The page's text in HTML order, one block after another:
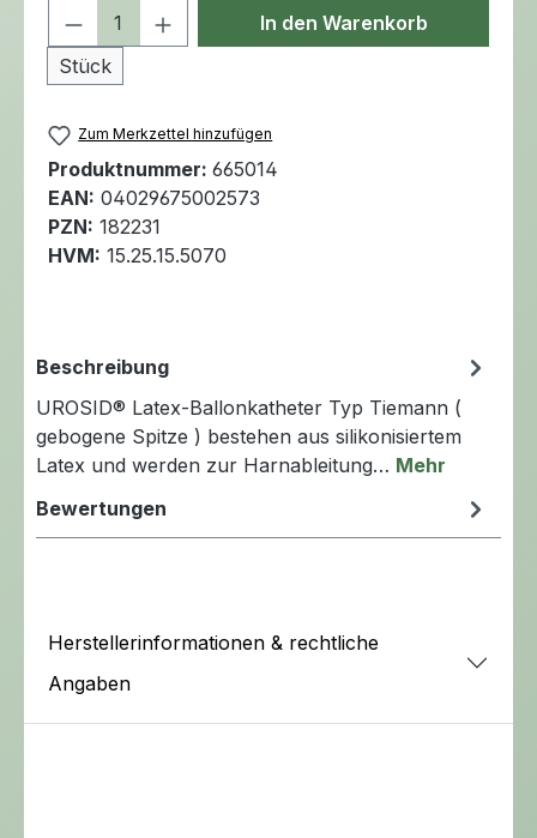
Produkt Anzahl: Gib den
Stück
In den Warenkorb
Zum Merkzettel hinzufügen
Produktnummer: 665014
EAN: 04029675002573
PZN: 182231
HVM: 15.25.15.5070
Beschreibung
UROSID® Latex-Ballonkatheter Typ Tiemann (
gebogene Spitze ) bestehen aus silikonisiertem
Latex und werden zur Harnableitung… Mehr
Bewertungen
Herstellerinformationen & rechtliche
Angaben